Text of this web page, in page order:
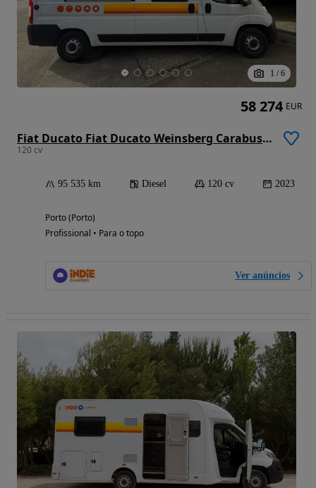
1 / 6
Fiat Ducato Fiat Ducato Weinsberg Carabus 2023 | Manual | Teto Elevável
120 cv
95 535 km Diesel 120 cv 2023
Porto (Porto)
Profissional • Para o topo
Ver anúncios
58 274 EUR